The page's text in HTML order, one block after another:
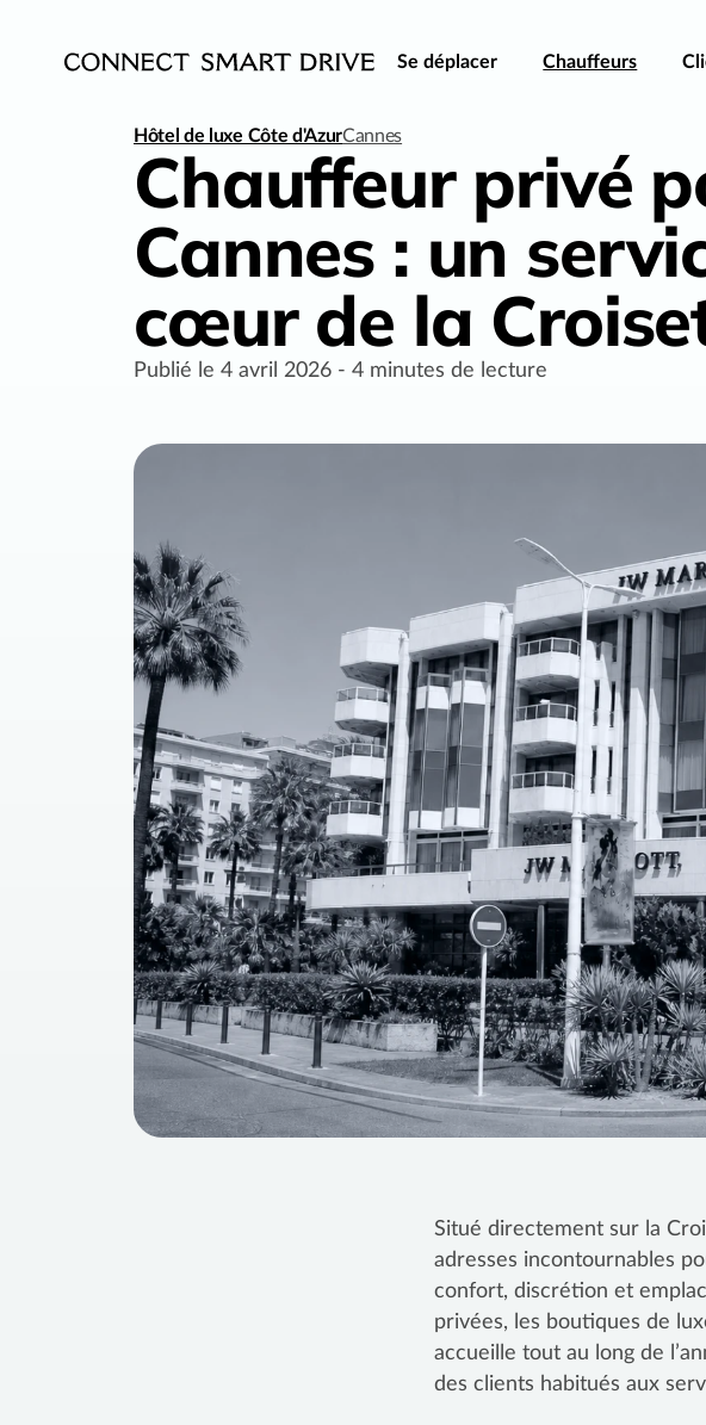
Se déplacer Chauffeurs
Hôtel de luxe Côte d'AzurCannes
Chauffeur privé
Cannes : un
cœur de la
Publié le 4 avril 2026 - 4 minutes de lecture
Situé directement sur la
adresses incontournables
confort, discrétion et
privées, les boutiques de
accueille tout au long de
des clients habitués aux